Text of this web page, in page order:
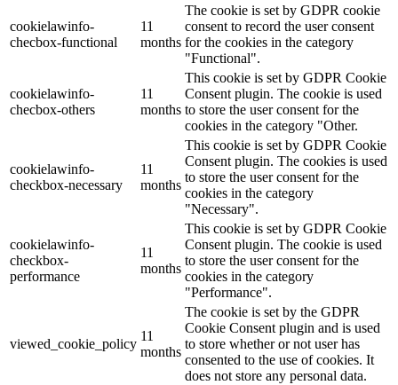
cookielawinfo-
checbox-functional
11
months
The cookie is set by GDPR cookie
consent to record the user consent
for the cookies in the category
"Functional".
cookielawinfo-
checbox-others
11
months
This cookie is set by GDPR Cookie
Consent plugin. The cookie is used
to store the user consent for the
cookies in the category "Other.
cookielawinfo-
checkbox-necessary
11
months
This cookie is set by GDPR Cookie
Consent plugin. The cookies is used
to store the user consent for the
cookies in the category
"Necessary".
cookielawinfo-
checkbox-
performance
11
months
This cookie is set by GDPR Cookie
Consent plugin. The cookie is used
to store the user consent for the
cookies in the category
"Performance".
viewed_cookie_policy
11
months
The cookie is set by the GDPR
Cookie Consent plugin and is used
to store whether or not user has
consented to the use of cookies. It
does not store any personal data.